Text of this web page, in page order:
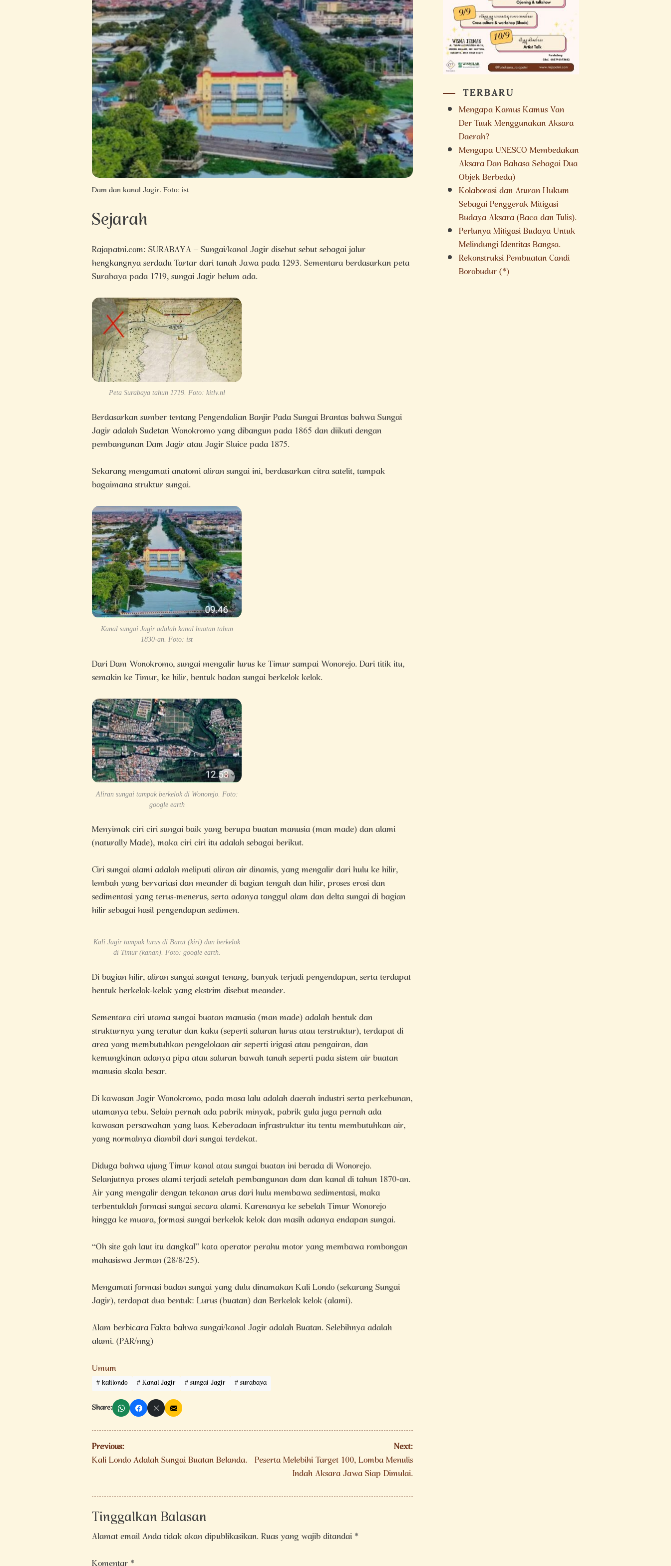
Dam dan kanal Jagir. Foto: ist
Sejarah
Rajapatni.com: SURABAYA – Sungai/kanal Jagir disebut sebut sebagai jalur
hengkangnya serdadu Tartar dari tanah Jawa pada 1293. Sementara berdasarkan peta
Surabaya pada 1719, sungai Jagir belum ada.
Peta Surabaya tahun 1719. Foto: kitlv.nl
Berdasarkan sumber tentang Pengendalian Banjir Pada Sungai Brantas bahwa Sungai
Jagir adalah Sudetan Wonokromo yang dibangun pada 1865 dan diikuti dengan
pembangunan Dam Jagir atau Jagir Sluice pada 1875.
Sekarang mengamati anatomi aliran sungai ini, berdasarkan citra satelit, tampak
bagaimana struktur sungai.
Kanal sungai Jagir adalah kanal buatan tahun
1830-an. Foto: ist
Dari Dam Wonokromo, sungai mengalir lurus ke Timur sampai Wonorejo. Dari titik itu,
semakin ke Timur, ke hilir, bentuk badan sungai berkelok kelok.
Aliran sungai tampak berkelok di Wonorejo. Foto:
google earth
Menyimak ciri ciri sungai baik yang berupa buatan manusia (man made) dan alami
(naturally Made), maka ciri ciri itu adalah sebagai berikut.
Ciri sungai alami adalah meliputi aliran air dinamis, yang mengalir dari hulu ke hilir,
lembah yang bervariasi dan meander di bagian tengah dan hilir, proses erosi dan
sedimentasi yang terus-menerus, serta adanya tanggul alam dan delta sungai di bagian
hilir sebagai hasil pengendapan sedimen.
Kali Jagir tampak lurus di Barat (kiri) dan berkelok
di Timur (kanan). Foto: google earth.
Di bagian hilir, aliran sungai sangat tenang, banyak terjadi pengendapan, serta terdapat
bentuk berkelok-kelok yang ekstrim disebut meander.
Sementara ciri utama sungai buatan manusia (man made) adalah bentuk dan
strukturnya yang teratur dan kaku (seperti saluran lurus atau terstruktur), terdapat di
area yang membutuhkan pengelolaan air seperti irigasi atau pengairan, dan
kemungkinan adanya pipa atau saluran bawah tanah seperti pada sistem air buatan
manusia skala besar.
Di kawasan Jagir Wonokromo, pada masa lalu adalah daerah industri serta perkebunan,
utamanya tebu. Selain pernah ada pabrik minyak, pabrik gula juga pernah ada
kawasan persawahan yang luas. Keberadaan infrastruktur itu tentu membutuhkan air,
yang normalnya diambil dari sungai terdekat.
Diduga bahwa ujung Timur kanal atau sungai buatan ini berada di Wonorejo.
Selanjutnya proses alami terjadi setelah pembangunan dam dan kanal di tahun 1870-an.
Air yang mengalir dengan tekanan arus dari hulu membawa sedimentasi, maka
terbentuklah formasi sungai secara alami. Karenanya ke sebelah Timur Wonorejo
hingga ke muara, formasi sungai berkelok kelok dan masih adanya endapan sungai.
“Oh site gah laut itu dangkal” kata operator perahu motor yang membawa rombongan
mahasiswa Jerman (28/8/25).
Mengamati formasi badan sungai yang dulu dinamakan Kali Londo (sekarang Sungai
Jagir), terdapat dua bentuk: Lurus (buatan) dan Berkelok kelok (alami).
Alam berbicara Fakta bahwa sungai/kanal Jagir adalah Buatan. Selebihnya adalah
alami. (PAR/nng)
Umum
kalilondo Kanal Jagir sungai Jagir surabaya
Share:
Navigasi
pos
Previous:
Kali Londo Adalah Sungai Buatan Belanda.
Next:
Peserta Melebihi Target 100, Lomba Menulis
Indah Aksara Jawa Siap Dimulai.
Tinggalkan Balasan
Alamat email Anda tidak akan dipublikasikan.Ruas yang wajib ditandai*
TERBARU
Mengapa Kamus Kamus Van
Der Tuuk Menggunakan Aksara
Daerah?
Mengapa UNESCO Membedakan
Aksara Dan Bahasa Sebagai Dua
Objek Berbeda)
Kolaborasi dan Aturan Hukum
Sebagai Penggerak Mitigasi
Budaya Aksara (Baca dan Tulis).
Perlunya Mitigasi Budaya Untuk
Melindungi Identitas Bangsa.
Rekonstruksi Pembuatan Candi
Borobudur (*)